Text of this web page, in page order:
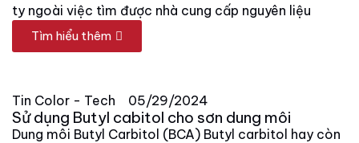
ty ngoài việc tìm được nhà cung cấp nguyên liệu
Tìm hiểu thêm
Tin Color - Tech 05/29/2024
Sử dụng Butyl cabitol cho sơn dung môi
Dung môi Butyl Carbitol (BCA) Butyl carbitol hay còn